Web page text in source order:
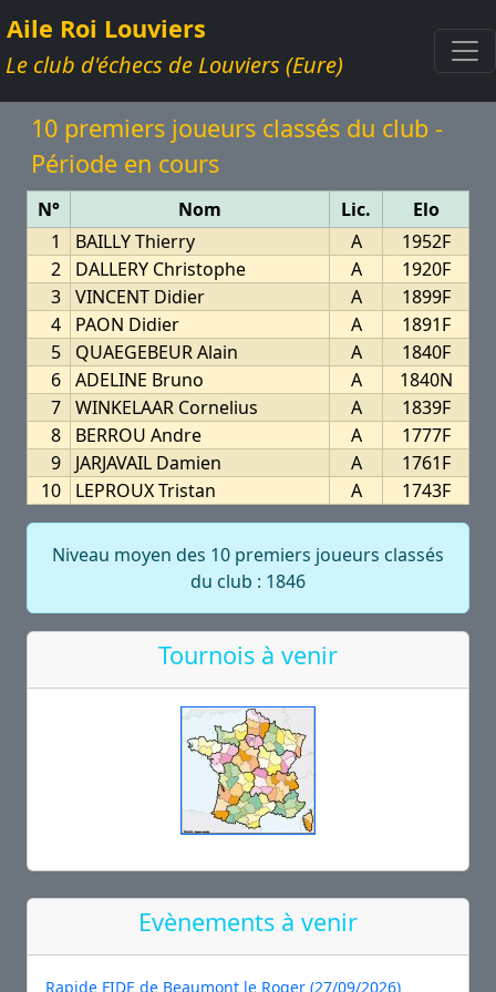
Aile Roi Louviers
Le club d'échecs de Louviers (Eure)
10 premiers joueurs classés du club -
Période en cours
N° Nom Lic.
Elo
1
BAILLY Thierry A
1952F
2
DALLERY Christophe A
1920F
3 VINCENT Didier A
1899F
4
PAON Didier A
1891F
5
QUAEGEBEUR Alain A
1840F
6 ADELINE Bruno A
1840N
7 WINKELAAR Cornelius A
1839F
8
BERROU Andre A
1777F
9
JARJAVAIL Damien A
1761F
10
LEPROUX Tristan A 1743F
Niveau moyen des 10 premiers joueurs classés
du club : 1846
Tournois à venir
Evènements à venir
Rapide FIDE de Beaumont le Roger (27/09/2026)